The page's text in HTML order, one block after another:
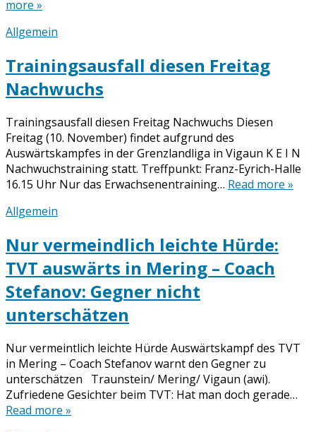
more »
Allgemein
Trainingsausfall diesen Freitag
Nachwuchs
Trainingsausfall diesen Freitag Nachwuchs Diesen
Freitag (10. November) findet aufgrund des
Auswärtskampfes in der Grenzlandliga in Vigaun K E I N
Nachwuchstraining statt. Treffpunkt: Franz-Eyrich-Halle
16.15 Uhr Nur das Erwachsenentraining… Read more »
Allgemein
Nur vermeindlich leichte Hürde:
TVT auswärts in Mering – Coach
Stefanov: Gegner nicht
unterschätzen
Nur vermeintlich leichte Hürde Auswärtskampf des TVT
in Mering – Coach Stefanov warnt den Gegner zu
unterschätzen Traunstein/ Mering/ Vigaun (awi).
Zufriedene Gesichter beim TVT: Hat man doch gerade…
Read more »